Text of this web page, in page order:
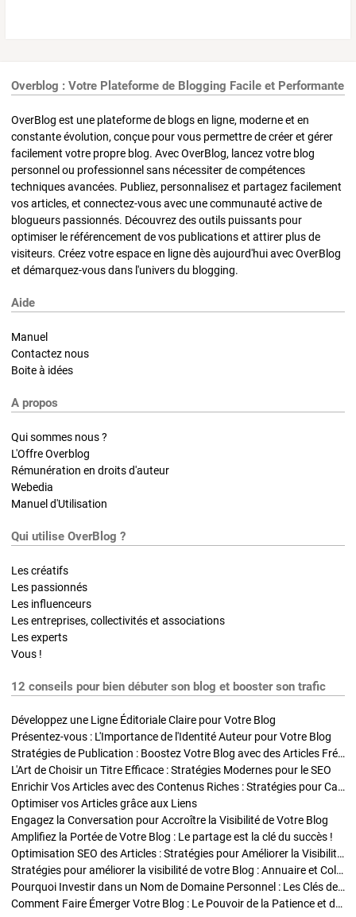
Overblog : Votre Plateforme de Blogging Facile et Performante
OverBlog est une plateforme de blogs en ligne, moderne et en
constante évolution, conçue pour vous permettre de créer et gérer
facilement votre propre blog. Avec OverBlog, lancez votre blog
personnel ou professionnel sans nécessiter de compétences
techniques avancées. Publiez, personnalisez et partagez facilement
vos articles, et connectez-vous avec une communauté active de
blogueurs passionnés. Découvrez des outils puissants pour
optimiser le référencement de vos publications et attirer plus de
visiteurs. Créez votre espace en ligne dès aujourd'hui avec OverBlog
et démarquez-vous dans l'univers du blogging.
Aide
Manuel
Contactez nous
Boite à idées
A propos
Qui sommes nous ?
L'Offre Overblog
Rémunération en droits d'auteur
Webedia
Manuel d'Utilisation
Qui utilise OverBlog ?
Les créatifs
Les passionnés
Les influenceurs
Les entreprises, collectivités et associations
Les experts
Vous !
12 conseils pour bien débuter son blog et booster son trafic
Développez une Ligne Éditoriale Claire pour Votre Blog
Présentez-vous : L'Importance de l'Identité Auteur pour Votre Blog
Stratégies de Publication : Boostez Votre Blog avec des Articles Fréquents et Exclusifs
L'Art de Choisir un Titre Efficace : Stratégies Modernes pour le SEO
Enrichir Vos Articles avec des Contenus Riches : Stratégies pour Captiver et Optimiser
Optimiser vos Articles grâce aux Liens
Engagez la Conversation pour Accroître la Visibilité de Votre Blog
Amplifiez la Portée de Votre Blog : Le partage est la clé du succès !
Optimisation SEO des Articles : Stratégies pour Améliorer la Visibilité de Votre Blog
Stratégies pour améliorer la visibilité de votre Blog : Annuaire et Collaborations
Pourquoi Investir dans un Nom de Domaine Personnel : Les Clés de la Réussite de Votre Blog
Comment Faire Émerger Votre Blog : Le Pouvoir de la Patience et de la Persévérance